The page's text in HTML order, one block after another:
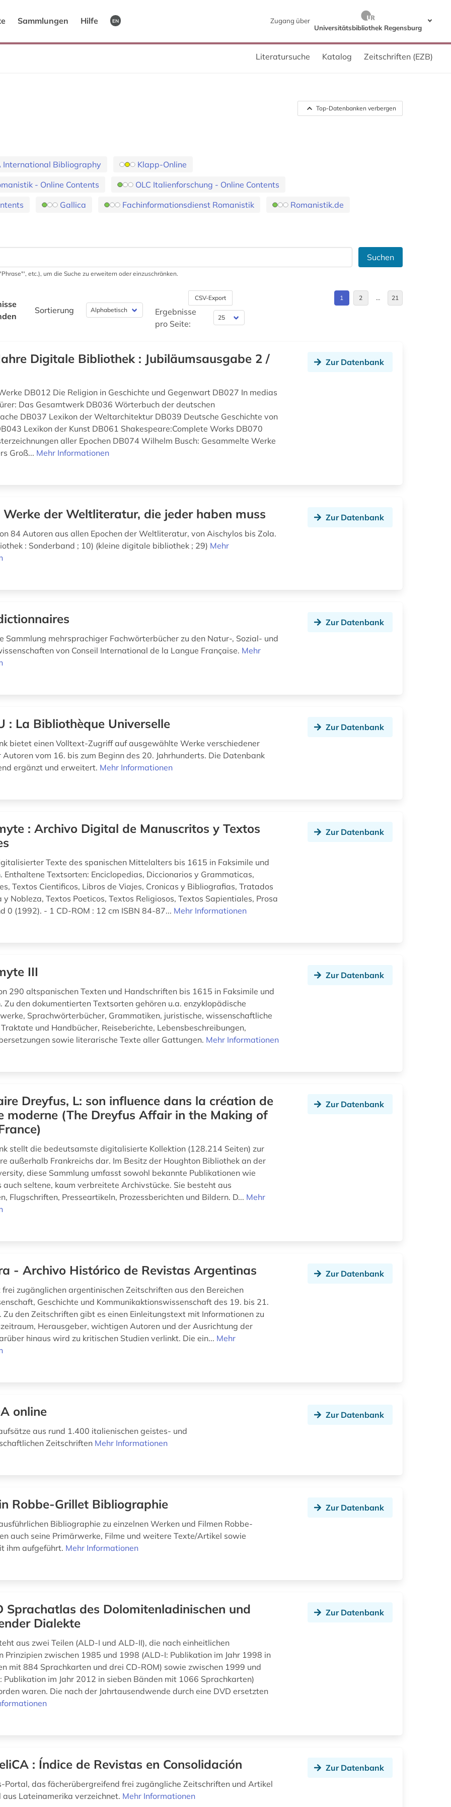
Sammlungen Hilfe EN
Zugang über
Universitätsbibliothek Regensburg
Literatursuche Katalog Zeitschriften (EZB)
Top-Datenbanken verbergen
International Bibliography
Klapp-Online
- Online Contents
OLC Italienforschung - Online Contents
Gallica Fachinformationsdienst Romanistik
Romanistik.de
Suchen
etc.), um die Suche zu erweitern oder einzuschränken.
Sortierung
CSV-Export
Ergebnisse
pro Seite:
1 2 … 21
Digitale Bibliothek : Jubiläumsausgabe 2 /
DB012 Die Religion in Geschichte und Gegenwart DB027 In medias
Das Gesamtwerk DB036 Wörterbuch der deutschen
DB037 Lexikon der Weltarchitektur DB039 Deutsche Geschichte von
Lexikon der Kunst DB061 Shakespeare:Complete Works DB070
aller Epochen DB074 Wilhelm Busch: Gesammelte Werke
Groß... Mehr Informationen
Zur Datenbank
Werke der Weltliteratur, die jeder haben muss
84 Autoren aus allen Epochen der Weltliteratur, von Aischylos bis Zola.
: Sonderband ; 10) (kleine digitale bibliothek ; 29) Mehr
Zur Datenbank
Sammlung mehrsprachiger Fachwörterbücher zu den Natur-, Sozial- und
von Conseil International de la Langue Française. Mehr
Zur Datenbank
: La Bibliothèque Universelle
bietet einen Volltext-Zugriff auf ausgewählte Werke verschiedener
Autoren vom 16. bis zum Beginn des 20. Jahrhunderts. Die Datenbank
ergänzt und erweitert. Mehr Informationen
Zur Datenbank
: Archivo Digital de Manuscritos y Textos
Texte des spanischen Mittelalters bis 1615 in Faksimile und
Enthaltene Textsorten: Enciclopedias, Diccionarios y Grammaticas,
Textos Cientificos, Libros de Viajes, Cronicas y Bibliografias, Tratados
Nobleza, Textos Poeticos, Textos Religiosos, Textos Sapientiales, Prosa
0 (1992). - 1 CD-ROM : 12 cm ISBN 84-87... Mehr Informationen
Zur Datenbank
III
290 altspanischen Texten und Handschriften bis 1615 in Faksimile und
Zu den dokumentierten Textsorten gehören u.a. enzyklopädische
Sprachwörterbücher, Grammatiken, juristische, wissenschaftliche
und Handbücher, Reiseberichte, Lebensbeschreibungen,
sowie literarische Texte aller Gattungen. Mehr Informationen
Zur Datenbank
Dreyfus, L: son influence dans la création de
moderne (The Dreyfus Affair in the Making of
stellt die bedeutsamste digitalisierte Kollektion (128.214 Seiten) zur
außerhalb Frankreichs dar. Im Besitz der Houghton Bibliothek an der
diese Sammlung umfasst sowohl bekannte Publikationen wie
auch seltene, kaum verbreitete Archivstücke. Sie besteht aus
Flugschriften, Presseartikeln, Prozessberichten und Bildern. D... Mehr
Zur Datenbank
- Archivo Histórico de Revistas Argentinas
zugänglichen argentinischen Zeitschriften aus den Bereichen
Geschichte und Kommunikaktionswissenschaft des 19. bis 21.
Zu den Zeitschriften gibt es einen Einleitungstext mit Informationen zu
Herausgeber, wichtigen Autoren und der Ausrichtung der
hinaus wird zu kritischen Studien verlinkt. Die ein... Mehr
Zur Datenbank
online
aus rund 1.400 italienischen geistes- und
Zeitschriften Mehr Informationen
Zur Datenbank
Robbe-Grillet Bibliographie
Bibliographie zu einzelnen Werken und Filmen Robbe-
auch seine Primärwerke, Filme und weitere Texte/Artikel sowie
ihm aufgeführt. Mehr Informationen
Zur Datenbank
Sprachatlas des Dolomitenladinischen und
Dialekte
aus zwei Teilen (ALD-I und ALD-II), die nach einheitlichen
Prinzipien zwischen 1985 und 1998 (ALD-I: Publikation im Jahr 1998 in
mit 884 Sprachkarten und drei CD-ROM) sowie zwischen 1999 und
Publikation im Jahr 2012 in sieben Bänden mit 1066 Sprachkarten)
waren. Die nach der Jahrtausendwende durch eine DVD ersetzten
Zur Datenbank
: Índice de Revistas en Consolidación
Portal, das fächerübergreifend frei zugängliche Zeitschriften und Artikel
Lateinamerika verzeichnet. Mehr Informationen
Zur Datenbank